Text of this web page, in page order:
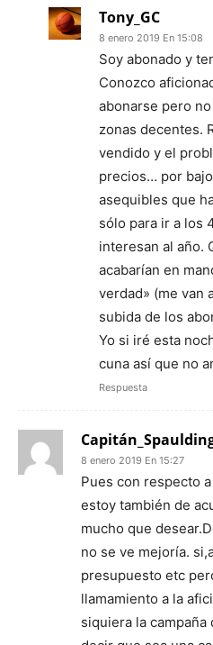
Tony_GC
8 enero 2019 En 15:08
Soy abonado y
Conozco
abonarse pero
zonas decentes.
vendido y el
precios… por
asequibles que
sólo para ir a los
interesan al año.
acabarían en
verdad» (me van
subida de los
Yo si iré esta
cuna así que no
Respuesta
8 enero 2019 En 15:27
Pues con respecto
estoy también de
mucho que
no se ve mejoría.
presupuesto etc
llamamiento a la
siquiera la